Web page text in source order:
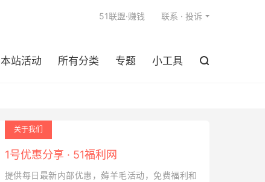
本站活动 所有分类 专题 小工具 
51联盟·赚钱 联系 · 投诉
关于我们
1号优惠分享 · 51福利网
提供每日最新内部优惠，薅羊毛活动，免费福利和